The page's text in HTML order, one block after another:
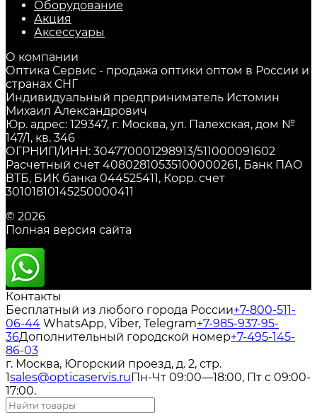
Оборудование
Акция
Аксессуары
О компании
Оптика Сервис - продажа оптики оптом в России и
странах СНГ
Индивидуальный предприниматель Истомин
Михаил Александрович
Юр. адрес: 129347, г. Москва, ул. Палехская, дом №
147/1, кв. 346
ОГРНИП/ИНН: 304770001298913/511000091602
Расчетный счет 40802810535100000261, Банк ПАО
ВТБ, БИК банка 044525411, Корр. счет
30101810145250000411
© 2026
Полная версия сайта
Контакты
Бесплатный из любого города России+7-800-511-
06-44 WhatsApp, Viber, Telegram+7-985-937-95-
36Дополнительный городской номер+7-495-145-
86-03
г. Москва, Югорский проезд, д. 2, стр.
1sales@opticaservis.ruПн-Чт 09:00—18:00, Пт с 09:00-
17:00.